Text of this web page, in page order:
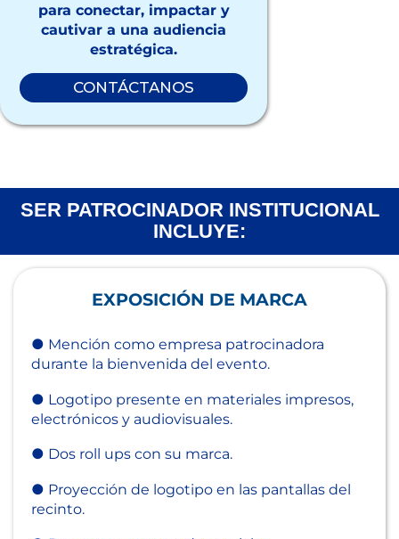
para conectar, impactar y
cautivar a una audiencia
estratégica.
CONTÁCTANOS
SER PATROCINADOR INSTITUCIONAL
INCLUYE:
EXPOSICIÓN DE MARCA
● Mención como empresa patrocinadora
durante la bienvenida del evento.
● Logotipo presente en materiales impresos,
electrónicos y audiovisuales.
● Dos roll ups con su marca.
● Proyección de logotipo en las pantallas del
recinto.